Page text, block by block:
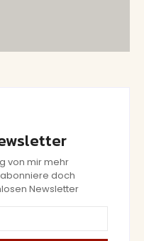
von mir mehr
doch
Newsletter